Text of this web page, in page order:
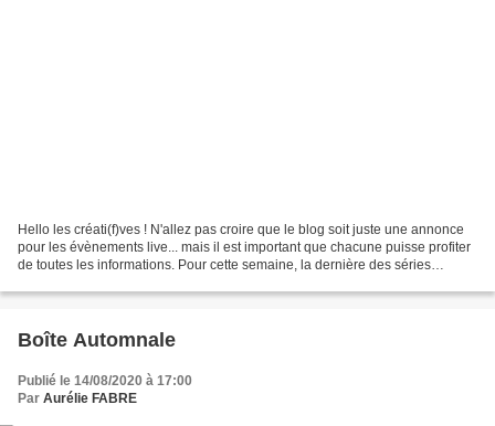
Hello les créati(f)ves ! N'allez pas croire que le blog soit juste une annonce
pour les évènements live... mais il est important que chacune puisse profiter
de toutes les informations. Pour cette semaine, la dernière des séries
Boîte Automnale
Publié le 14/08/2020 à 17:00
Par Aurélie FABRE